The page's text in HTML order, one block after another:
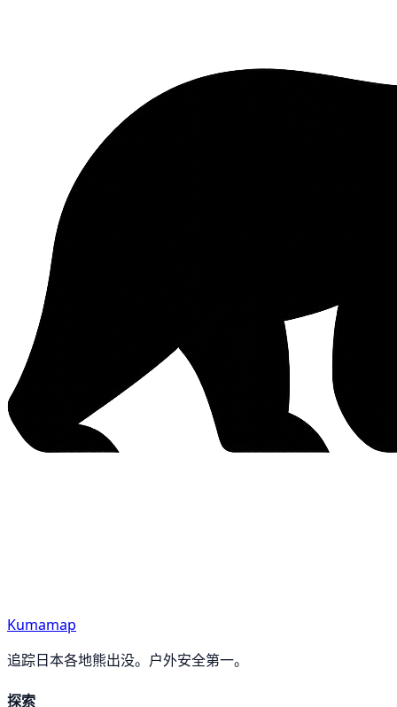
Kumamap
追踪日本各地熊出没。户外安全第一。
探索